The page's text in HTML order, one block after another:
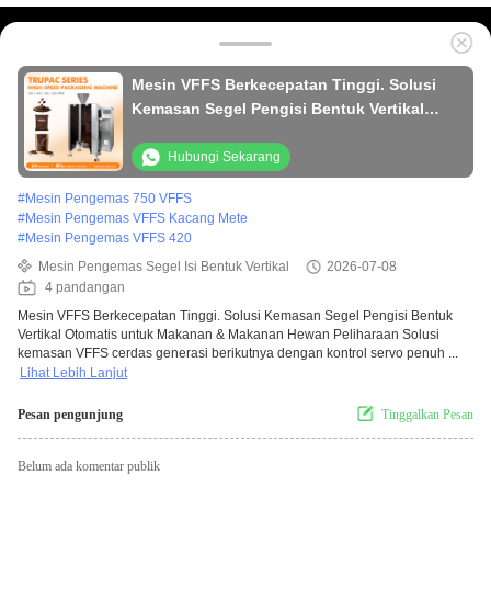
Mesin VFFS Berkecepatan Tinggi. Solusi
Kemasan Segel Pengisi Bentuk Vertikal
PeliharaanHubungi Sekarang
#Mesin Pengemas 750 VFFS
#Mesin Pengemas VFFS Kacang Mete
#Mesin Pengemas VFFS 420
Mesin Pengemas Segel Isi Bentuk Vertikal
2026-07-08
4 pandangan
Mesin VFFS Berkecepatan Tinggi. Solusi Kemasan Segel Pengisi Bentuk
Vertikal Otomatis untuk Makanan & Makanan Hewan Peliharaan Solusi
kemasan VFFS cerdas generasi berikutnya dengan kontrol servo penuh ...
Lihat Lebih Lanjut
Pesan pengunjung Tinggalkan Pesan
Belum ada komentar publik